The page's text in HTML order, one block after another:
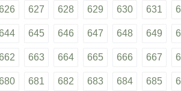
627 628 629 630 631
645 646 647 648 649
663 664 665 666 667
681 682 683 684 685